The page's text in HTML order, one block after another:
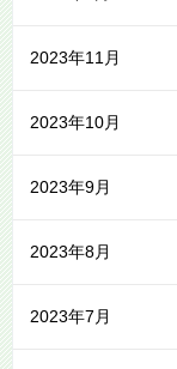
2023年11月
2023年10月
2023年9月
2023年8月
2023年7月